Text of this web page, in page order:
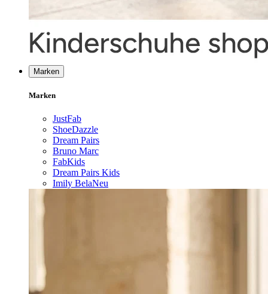
Marken
Marken
JustFab
ShoeDazzle
Dream Pairs
Bruno Marc
FabKids
Dream Pairs Kids
Imily BelaNeu